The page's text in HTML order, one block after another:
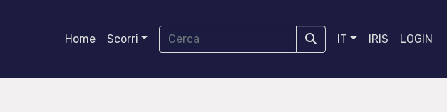
Home Scorri IT IRIS LOGIN